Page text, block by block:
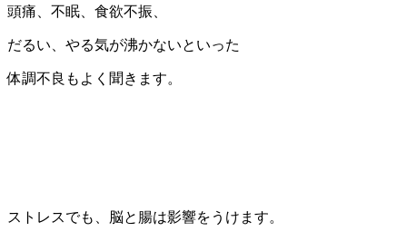
頭痛、不眠、食欲不振、
だるい、やる気が沸かないといった
体調不良もよく聞きます。
ストレスでも、脳と腸は影響をうけます。